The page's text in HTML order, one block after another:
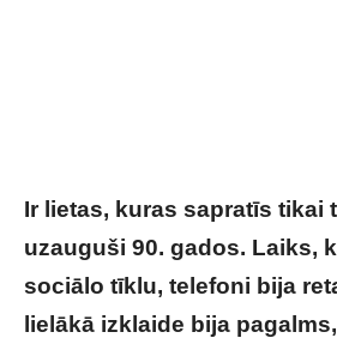
Ir lietas, kuras sapratīs tikai
uzauguši 90. gados. Laiks,
sociālo tīklu, telefoni bija
lielākā izklaide bija